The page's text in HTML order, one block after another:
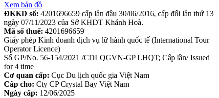
Xem bản đồ
ĐKKD số: 4201696659 cấp lần đầu 30/06/2016, cấp đổi lần thứ 13
ngày 07/11/2023 của Sở KHDT Khánh Hoà.
Mã số thuế: 4201696659
Giấy phép Kinh doanh dịch vụ lữ hành quốc tế (International Tour
Operator Licence)
Số GP/No. 56-154/2021 /CDLQGVN-GP LHQT; Cấp lần/ Issued
for 4 time
Cơ quan cấp: Cục Du lịch quốc gia Việt Nam
Cấp cho: Cty CP Crystal Bay Việt Nam
Ngày cấp: 12/06/2025